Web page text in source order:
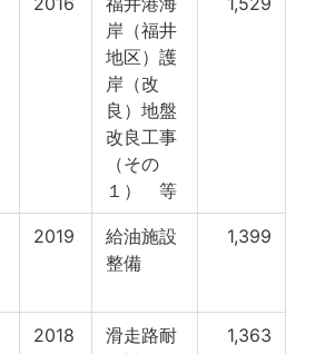
岸（福井
地区）護
岸（改
良）地盤
改良工事
（その
１） 等
2019
給油施設
整備
1,399
2018
滑走路耐
1,363